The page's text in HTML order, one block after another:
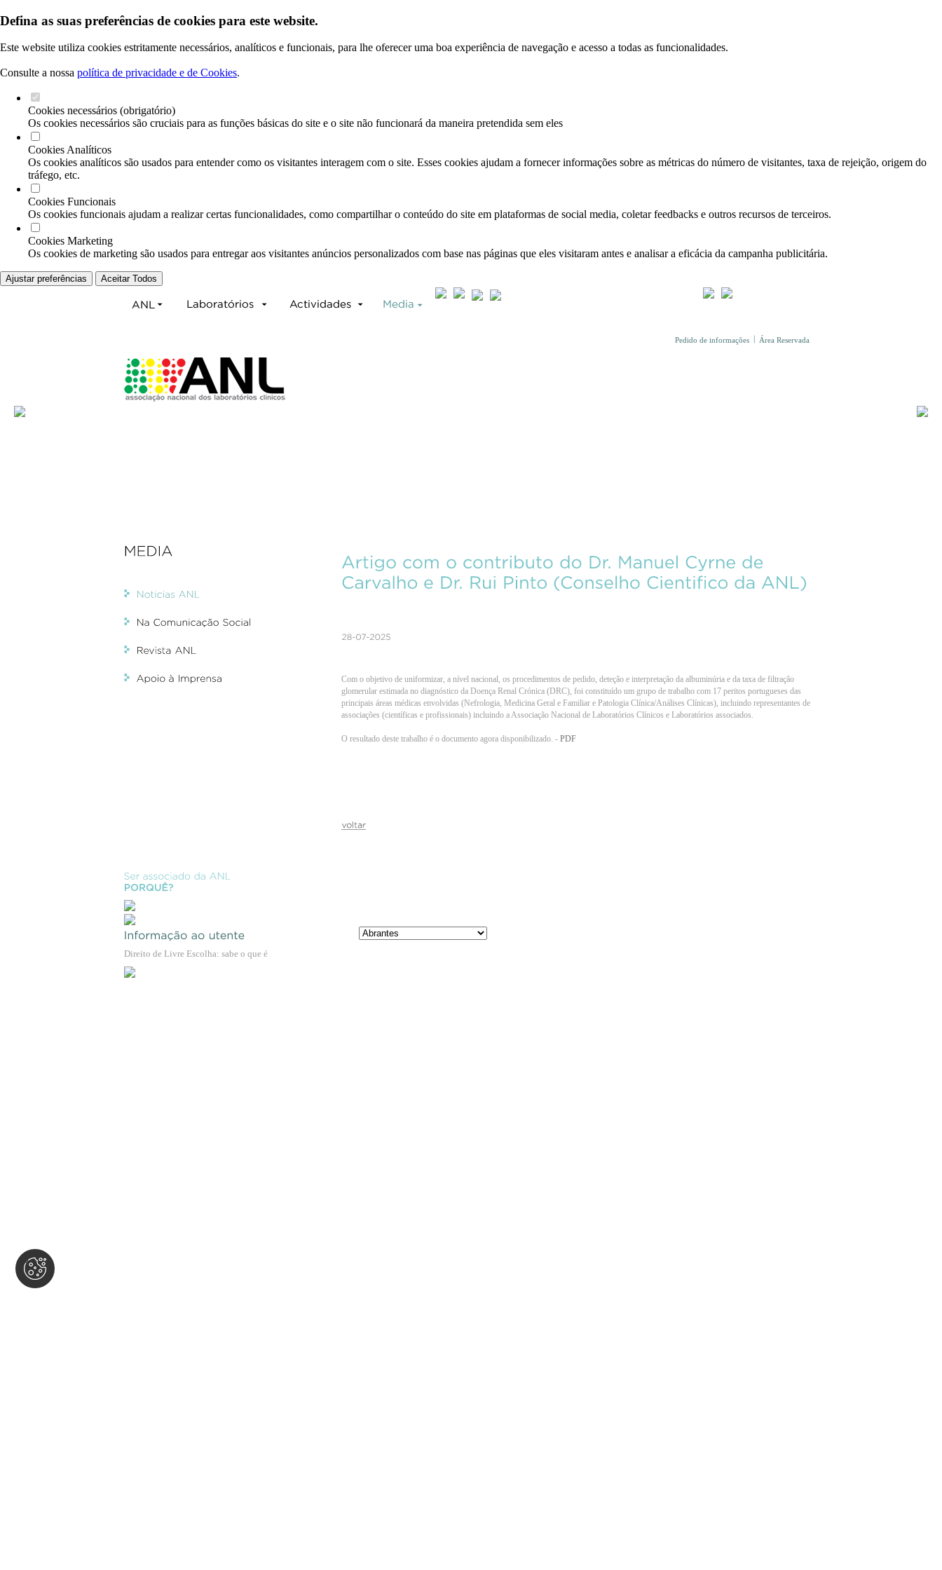
Defina as suas preferências de cookies para este website.
Este website utiliza cookies estritamente necessários, analíticos e funcionais, para lhe oferecer uma boa experiência de navegação e acesso a todas as funcionalidades.
Consulte a nossa política de privacidade e de Cookies.
Cookies necessários (obrigatório)
Os cookies necessários são cruciais para as funções básicas do site e o site não funcionará da maneira pretendida sem eles
Cookies Analíticos
Os cookies analíticos são usados para entender como os visitantes interagem com o site. Esses cookies ajudam a fornecer informações sobre as métricas do número de visitantes, taxa de rejeição, origem do
tráfego, etc.
Cookies Funcionais
Os cookies funcionais ajudam a realizar certas funcionalidades, como compartilhar o conteúdo do site em plataformas de social media, coletar feedbacks e outros recursos de terceiros.
Cookies Marketing
Os cookies de marketing são usados para entregar aos visitantes anúncios personalizados com base nas páginas que eles visitaram antes e analisar a eficácia da campanha publicitária.
Ajustar preferências Aceitar Todos
Pedido de informações Área Reservada
Com o objetivo de uniformizar, a nível nacional, os procedimentos de pedido, deteção e interpretação da albuminúria e da taxa de filtração
glomerular estimada no diagnóstico da Doença Renal Crónica (DRC), foi constituído um grupo de trabalho com 17 peritos portugueses das
principais áreas médicas envolvidas (Nefrologia, Medicina Geral e Familiar e Patologia Clínica/Análises Clínicas), incluindo representantes de
associações (científicas e profissionais) incluindo a Associação Nacional de Laboratórios Clínicos e Laboratórios associados.
O resultado deste trabalho é o documento agora disponibilizado. - PDF
Direito de Livre Escolha: sabe o que é